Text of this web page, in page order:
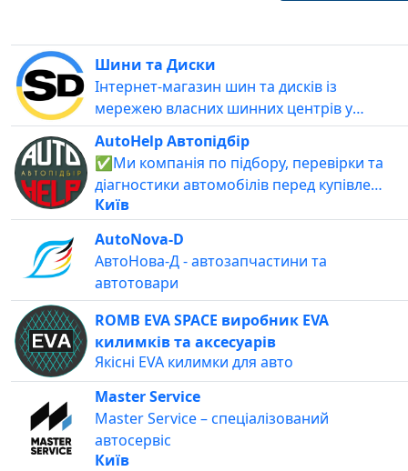
Шини та Диски
Інтернет-магазин шин та дисків із
мережею власних шинних центрів у
Києві, Харкові, Дніпрі, Одесі та Львові.
Проводимо індивідуальний підбір гуми
залежно від потреб авто, аби
максимально розкрити його потужні
переваги. Доставимо замовлення у
будь-який куточок країни за 1-3 дні.
Повний асортимент шин та дисків
шукайте за посиланням: https://shiny-
diski.com.ua/uk/
AutoHelp Автопідбір
✅Ми компанія по підбору, перевірки та
діагностики автомобілів перед купівлею
🚗І це не тільки вживані автомобілі🎁
Оцінюємо пригнані авто після ДТП, зі
штатів, Європи та Азії🇺🇦Працюємо по
всій Україні
Київ
AutoNova-D
АвтоНова-Д - автозапчастини та
автотовари
ROMB EVA SPACE виробник EVA
килимків та аксесуарів
Якісні EVA килимки для авто
Master Service
Master Service – спеціалізований
автосервіс
Київ